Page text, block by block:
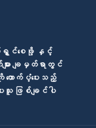
ာ်ရွှင်စေဖို့ နှင့်
ား ချမှတ်ရာတွင်
ထောက်ပံ့ပေးသည့်
ေးသူ ဖြစ်ချင်ပါ